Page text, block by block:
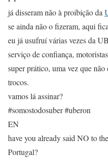
já disseram não à proibição da
se ainda não o fizeram, aqui
eu já usufruí várias vezes da
serviço de confiança,
super prático, uma vez que
trocos.
vamos lá assinar?
#somostodosuber #uberon
EN
have you already said NO to
Portugal?